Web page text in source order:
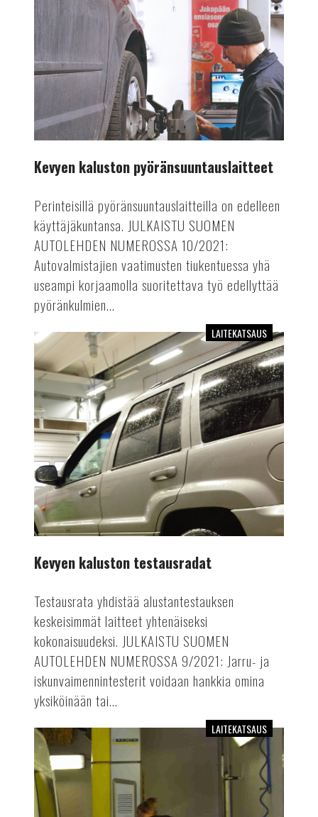
Kevyen kaluston pyöränsuuntauslaitteet
Perinteisillä pyöränsuuntauslaitteilla on edelleen
käyttäjäkuntansa. JULKAISTU SUOMEN
AUTOLEHDEN NUMEROSSA 10/2021:
Autovalmistajien vaatimusten tiukentuessa yhä
useampi korjaamolla suoritettava työ edellyttää
pyöränkulmien...
Kevyen
kaluston
testausradat
LAITEKATSAUS
Kevyen kaluston testausradat
Testausrata yhdistää alustantestauksen
keskeisimmät laitteet yhtenäiseksi
kokonaisuudeksi. JULKAISTU SUOMEN
AUTOLEHDEN NUMEROSSA 9/2021: Jarru- ja
iskunvaimennintesterit voidaan hankkia omina
yksiköinään tai...
Korkeapainepesurit LAITEKATSAUS